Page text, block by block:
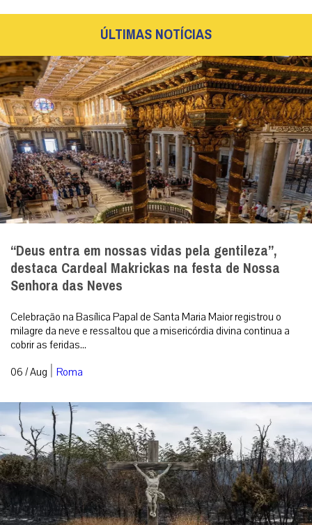
ÚLTIMAS NOTÍCIAS
“Deus entra em nossas vidas pela gentileza”,
destaca Cardeal Makrickas na festa de Nossa
Senhora das Neves
Celebração na Basílica Papal de Santa Maria Maior registrou o
milagre da neve e ressaltou que a misericórdia divina continua a
cobrir as feridas...
06 / Aug | Roma